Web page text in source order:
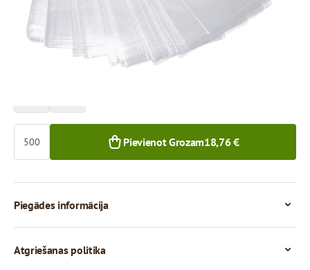
18,76 €
500+ gab.
Pievienot Grozam18,76 €
Piegādes informācija
Atgriešanas politika